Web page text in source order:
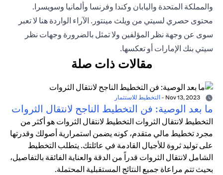
والمملكة المتحدة واليابان وكندا وفرنسا وألمانيا وسويسرا.
محتوى حصري لسيتي من ويلث مينتور. الآراء الواردة هنا لا تعبر
سوى عن وجهة نظر المؤلفين ولا تمثل بالضرورة وجهات نظر
سيتي بنك الإمارات أو تعكسها.
مقالات ذات صلة
- التخطيط للاستثمار
ما بعد الوصية: فن التخطيط الناجح لانتقال الثروات
التخطيط لانتقال الثروات التخطيط لانتقال الثروات هو أكثر من
مجرد تخطيط مالي متقدم، كونه يضمن استمرارية أصولك وقدرتها
على توليد ثروة للأجيال القادمة في عائلتك. يتطلب التخطيط
الشامل لانتقال الثروات قدراً من الدقة والعناية الفائقة بالتفاصيل،
بحيث تتم مراعاة جميع النتائج المستقبلية المحتملة.